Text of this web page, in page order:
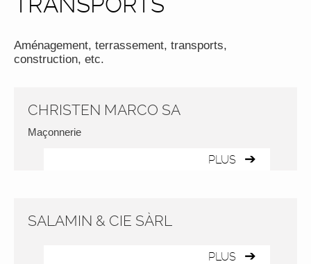
Aménagement, terrassement, transports,
construction, etc.
CHRISTEN MARCO SA
Maçonnerie
PLUS
SALAMIN & CIE SÀRL
PLUS